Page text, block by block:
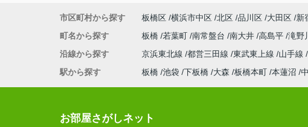
市区町村から探す 板橋区 横浜市中区 北区 品川区 大田区 新
町名から探す
板橋 若葉町 南常盤台 南大井 高島平 滝野
沿線から探す
京浜東北線 都営三田線 東武東上線 山手線
駅から探す
板橋 池袋 下板橋 大森 板橋本町 本蓮沼
お部屋さがしネット